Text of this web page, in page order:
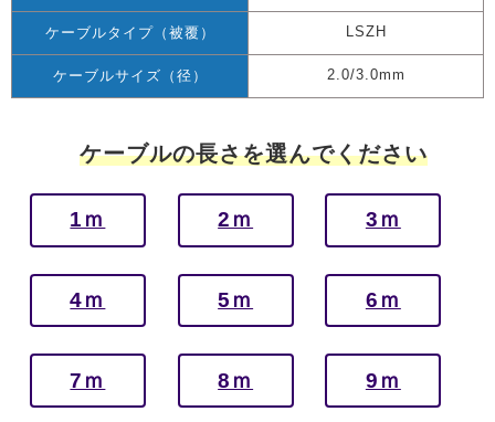
ケーブルタイプ（被覆） LSZH
ケーブルサイズ（径） 2.0/3.0mm
ケーブルの長さを選んでください
1ｍ 2ｍ 3ｍ
4ｍ 5ｍ 6ｍ
7ｍ 8ｍ 9ｍ